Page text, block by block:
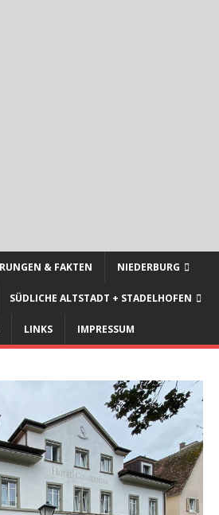
& FAKTEN NIEDERBURG
SÜDLICHE ALTSTADT + STADELHOFEN
LINKS IMPRESSUM